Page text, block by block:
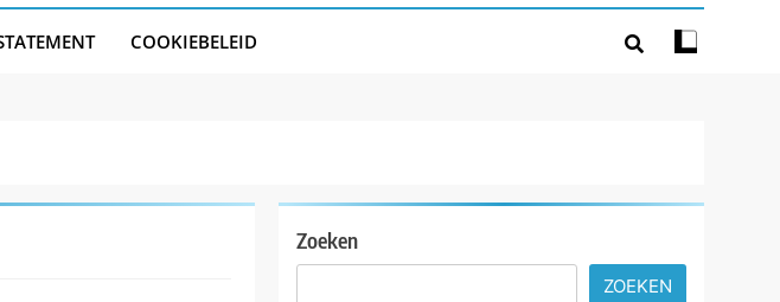
COOKIEBELEID
Zoeken
ZOEKEN